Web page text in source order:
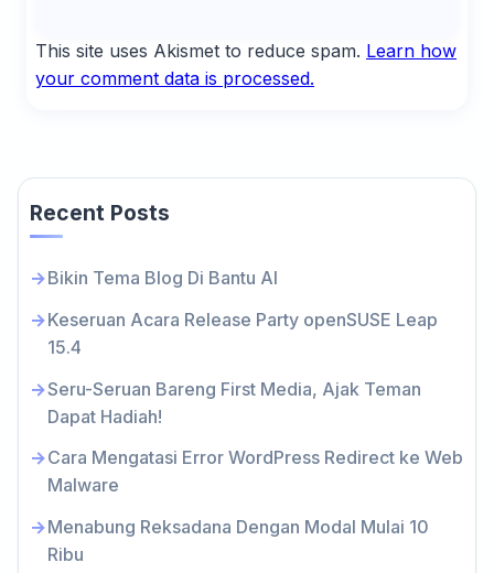
This site uses Akismet to reduce spam. Learn how
your comment data is processed.
Recent Posts
Bikin Tema Blog Di Bantu AI
Keseruan Acara Release Party openSUSE Leap
15.4
Seru-Seruan Bareng First Media, Ajak Teman
Dapat Hadiah!
Cara Mengatasi Error WordPress Redirect ke Web
Malware
Menabung Reksadana Dengan Modal Mulai 10
Ribu